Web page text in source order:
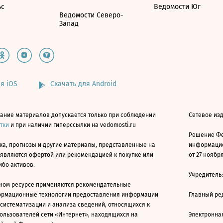
Ведомости Северо-
Запад
Ведомости Юг
iOS Скачать для Android
материалов допускается только при соблюдении
и при наличии гиперссылки на vedomosti.ru
прогнозы и другие материалы, представленные на
офертой или рекомендацией к покупке или
активов.
ресурсе применяются рекомендательные
технологии предоставления информации
и анализа сведений, относящихся к
сети «Интернет», находящихся на
Сетевое
Решение
от 27
Главный